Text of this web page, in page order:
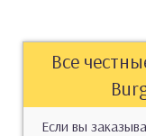
Все
Если вы